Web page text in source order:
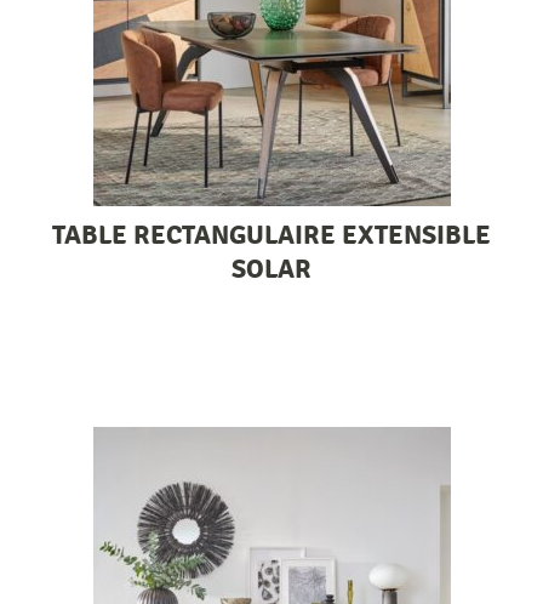
TABLE RECTANGULAIRE EXTENSIBLE
SOLAR